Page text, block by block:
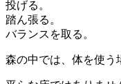
投げる。
踏ん張る。
バランスを取る。
森の中では、体を使う